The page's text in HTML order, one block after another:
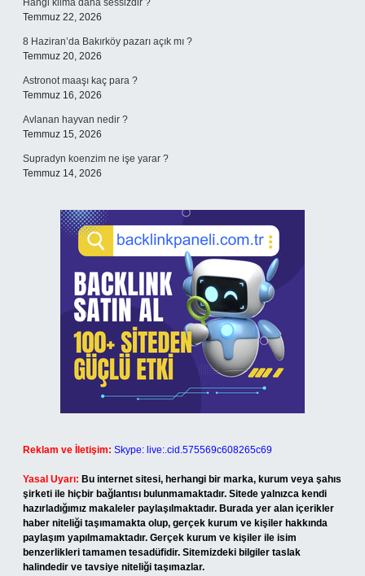
Hangi klima daha sessizdir ?
Temmuz 22, 2026
8 Haziran’da Bakırköy pazarı açık mı ?
Temmuz 20, 2026
Astronot maaşı kaç para ?
Temmuz 16, 2026
Avlanan hayvan nedir ?
Temmuz 15, 2026
Supradyn koenzim ne işe yarar ?
Temmuz 14, 2026
Reklam ve İletişim: Skype: live:.cid.575569c608265c69
Yasal Uyarı: Bu internet sitesi, herhangi bir marka, kurum veya şahıs
şirketi ile hiçbir bağlantısı bulunmamaktadır. Sitede yalnızca kendi
hazırladığımız makaleler paylaşılmaktadır. Burada yer alan içerikler
haber niteliği taşımamakta olup, gerçek kurum ve kişiler hakkında
paylaşım yapılmamaktadır. Gerçek kurum ve kişiler ile isim
benzerlikleri tamamen tesadüfidir. Sitemizdeki bilgiler taslak
halindedir ve tavsiye niteliği taşımazlar.